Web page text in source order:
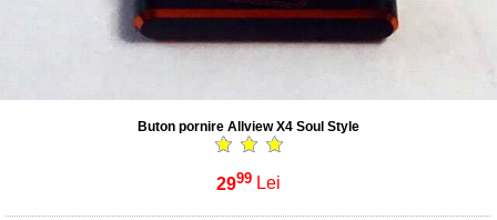
Buton pornire Allview X4 Soul Style
2999 Lei